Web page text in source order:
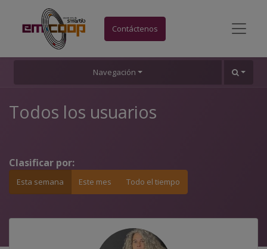
Contáctenos
Navegación
Todos los usuarios
Clasificar por:
Esta semana Este mes Todo el tiempo